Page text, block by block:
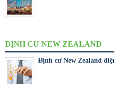
ĐỊNH CƯ NEW ZEALAND
Định cư New Zealand